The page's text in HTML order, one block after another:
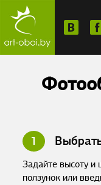
1
Задайте высоту и
ползунок или